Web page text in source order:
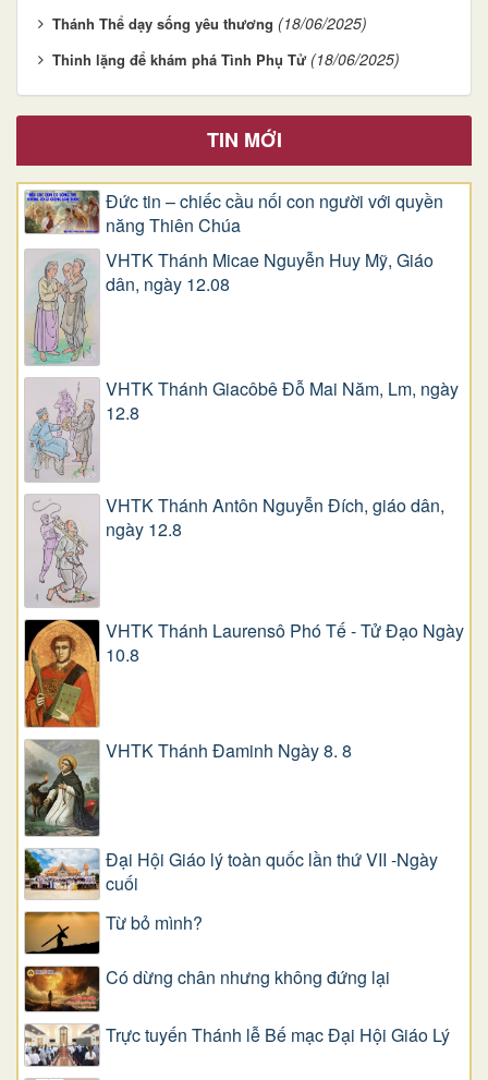
Thánh Thể dạy sống yêu thương (18/06/2025)
Thinh lặng để khám phá Tình Phụ Tử (18/06/2025)
TIN MỚI
Đức tin – chiếc cầu nối con người với quyền
năng Thiên Chúa
VHTK Thánh Micae Nguyễn Huy Mỹ, Giáo
dân, ngày 12.08
VHTK Thánh Giacôbê Ðỗ Mai Năm, Lm, ngày
12.8
VHTK Thánh Antôn Nguyễn Ðích, giáo dân,
ngày 12.8
VHTK Thánh Laurensô Phó Tế - Tử Đạo Ngày
10.8
VHTK Thánh Đaminh Ngày 8. 8
Đại Hội Giáo lý toàn quốc lần thứ VII -Ngày
cuối
Từ bỏ mình?
Có dừng chân nhưng không đứng lại
Trực tuyến Thánh lễ Bế mạc Đại Hội Giáo Lý